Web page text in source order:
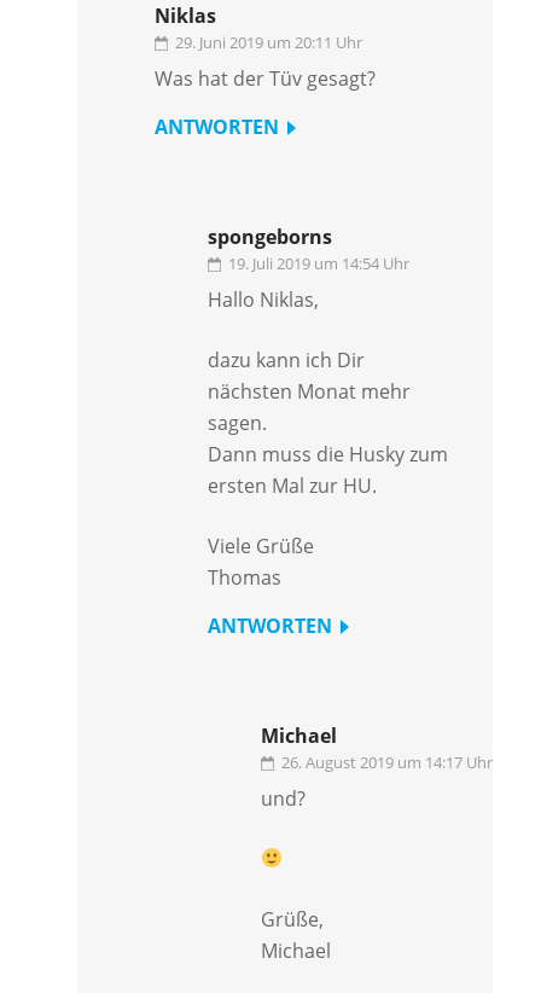
Niklas
29. Juni 2019 um 20:11 Uhr
Was hat der Tüv gesagt?
ANTWORTEN
spongeborns
19. Juli 2019 um 14:54 Uhr
Hallo Niklas,
dazu kann ich Dir
nächsten Monat mehr
sagen.
Dann muss die Husky zum
ersten Mal zur HU.
Viele Grüße
Thomas
ANTWORTEN
Michael
26. August 2019 um 14:17 Uhr
und?
Grüße,
Michael